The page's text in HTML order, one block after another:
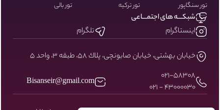
تور سنگاپور
تور ترکیه تور بالی
شبکـــه های اجتمـــاعی
اینستاگرام
تلگرام
خيابان بهشتى، خيابان صابونچى، پلاك ٥٨، طبقه ٣، واحد ٥
۰۲۱-58308
43000030 - 021
Bisanseir@gmail.com